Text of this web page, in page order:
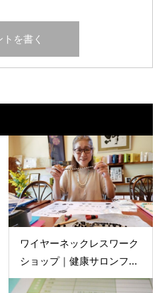
ワイヤーネックレスワーク
ショップ｜健康サロンフ...